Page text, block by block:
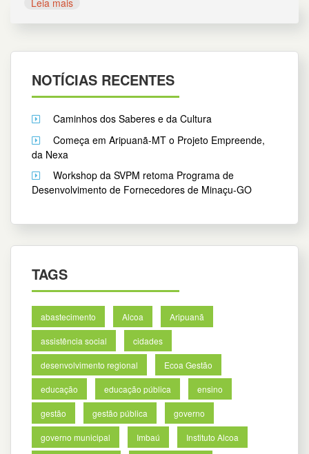
NOTÍCIAS RECENTES
Caminhos dos Saberes e da Cultura
Começa em Aripuanã-MT o Projeto Empreende,
da Nexa
Workshop da SVPM retoma Programa de
Desenvolvimento de Fornecedores de Minaçu-GO
TAGS
abastecimento Alcoa Aripuanã
assistência social cidades
desenvolvimento regional Ecoa Gestão
educação educação pública ensino
gestão gestão pública governo
governo municipal Imbaú Instituto Alcoa